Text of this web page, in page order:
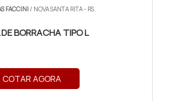
FACCINI/ NOVA SANTA RITA - RS
DE BORRACHA TIPO L
COTAR AGORA